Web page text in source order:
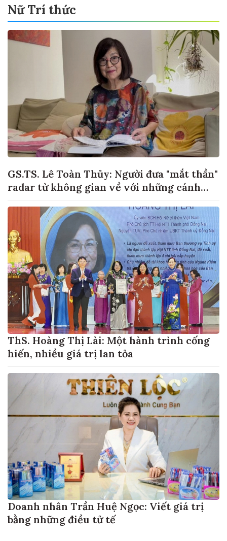
Nữ Trí thức
GS.TS. Lê Toàn Thủy: Người đưa "mắt thần"
radar từ không gian về với những cánh
ThS. Hoàng Thị Lài: Một hành trình cống
hiến, nhiều giá trị lan tỏa
Doanh nhân Trần Huệ Ngọc: Viết giá trị
bằng những điều tử tế